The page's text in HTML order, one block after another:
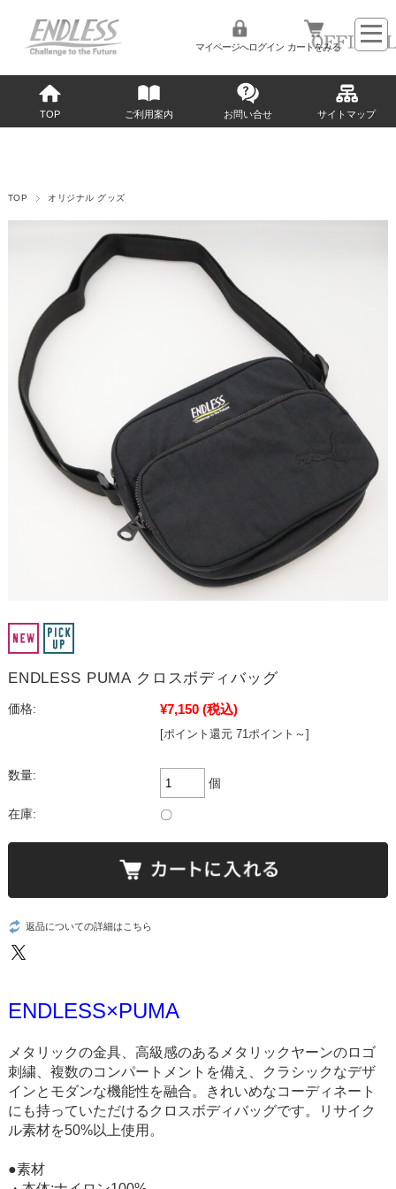
マイページへログイン カートをみる
TOP ご利用案内 お問い合せ サイトマップ
TOP オリジナル グッズ
ENDLESS PUMA クロスボディバッグ
価格: ¥7,150 (税込)
[ポイント還元 71ポイント～]
数量:
個
在庫: 〇
返品についての詳細はこちら
ENDLESS×PUMA
メタリックの金具、高級感のあるメタリックヤーンのロゴ
刺繍、複数のコンパートメントを備え、クラシックなデザ
インとモダンな機能性を融合。きれいめなコーディネート
にも持っていただけるクロスボディバッグです。リサイク
ル素材を50%以上使用。
●素材